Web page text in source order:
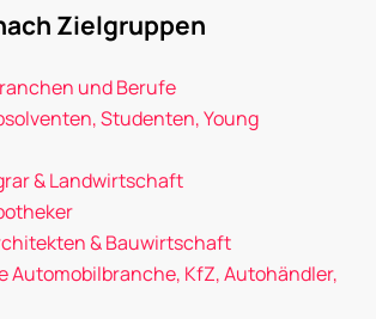
Zielgruppen
und Berufe
Studenten, Young
& Landwirtschaft
& Bauwirtschaft
Automobilbranche, KfZ, Autohändler,